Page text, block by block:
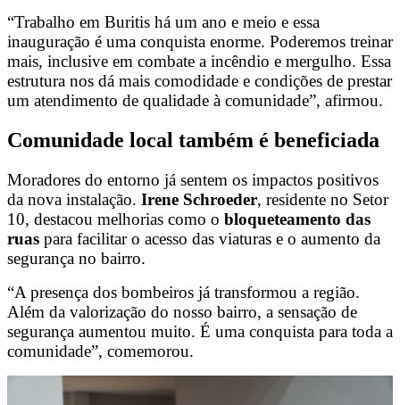
“Trabalho em Buritis há um ano e meio e essa
inauguração é uma conquista enorme. Poderemos treinar
mais, inclusive em combate a incêndio e mergulho. Essa
estrutura nos dá mais comodidade e condições de prestar
um atendimento de qualidade à comunidade”, afirmou.
Comunidade local também é beneficiada
Moradores do entorno já sentem os impactos positivos
da nova instalação. Irene Schroeder, residente no Setor
10, destacou melhorias como o bloqueteamento das
ruas para facilitar o acesso das viaturas e o aumento da
segurança no bairro.
“A presença dos bombeiros já transformou a região.
Além da valorização do nosso bairro, a sensação de
segurança aumentou muito. É uma conquista para toda a
comunidade”, comemorou.